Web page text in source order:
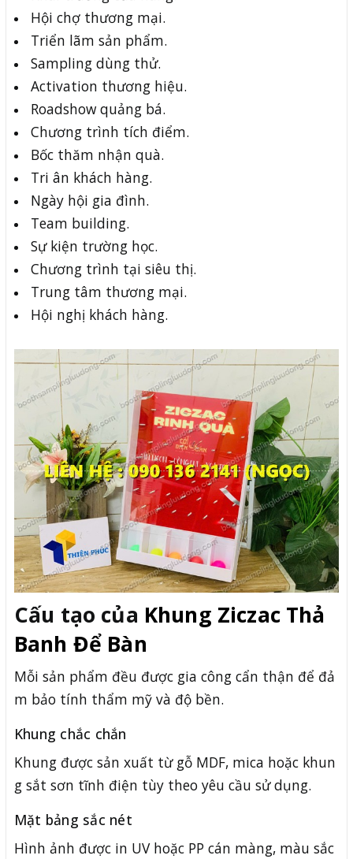
Hội chợ thương mại.
Triển lãm sản phẩm.
Sampling dùng thử.
Activation thương hiệu.
Roadshow quảng bá.
Chương trình tích điểm.
Bốc thăm nhận quà.
Tri ân khách hàng.
Ngày hội gia đình.
Team building.
Sự kiện trường học.
Chương trình tại siêu thị.
Trung tâm thương mại.
Hội nghị khách hàng.
Cấu tạo của Khung Ziczac Thả
Banh Để Bàn
Mỗi sản phẩm đều được gia công cẩn thận để đả
m bảo tính thẩm mỹ và độ bền.
Khung chắc chắn
Khung được sản xuất từ gỗ MDF, mica hoặc khun
g sắt sơn tĩnh điện tùy theo yêu cầu sử dụng.
Mặt bảng sắc nét
Hình ảnh được in UV hoặc PP cán màng, màu sắc